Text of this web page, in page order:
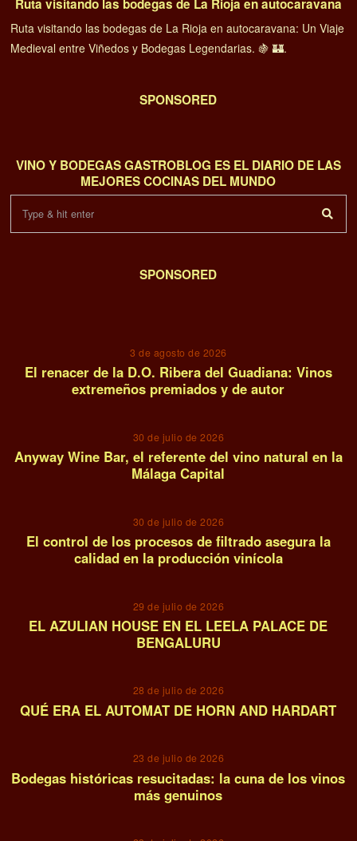
Ruta visitando las bodegas de La Rioja en autocaravana
Ruta visitando las bodegas de La Rioja en autocaravana: Un Viaje
Medieval entre Viñedos y Bodegas Legendarias. 🍇 🏰.
SPONSORED
VINO Y BODEGAS GASTROBLOG ES EL DIARIO DE LAS
MEJORES COCINAS DEL MUNDO
SPONSORED
3 de agosto de 2026
El renacer de la D.O. Ribera del Guadiana: Vinos
extremeños premiados y de autor
30 de julio de 2026
Anyway Wine Bar, el referente del vino natural en la
Málaga Capital
30 de julio de 2026
El control de los procesos de filtrado asegura la
calidad en la producción vinícola
29 de julio de 2026
EL AZULIAN HOUSE EN EL LEELA PALACE DE
BENGALURU
28 de julio de 2026
QUÉ ERA EL AUTOMAT DE HORN AND HARDART
06
23 de julio de 2026
Bodegas históricas resucitadas: la cuna de los vinos
más genuinos